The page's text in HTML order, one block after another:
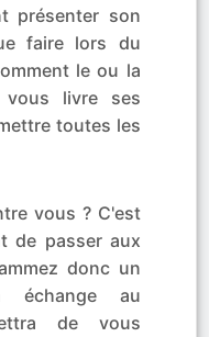
présenter son
faire lors du
le ou la
livre ses
toutes les
vous ? C'est
de passer aux
donc un
échange au
de vous